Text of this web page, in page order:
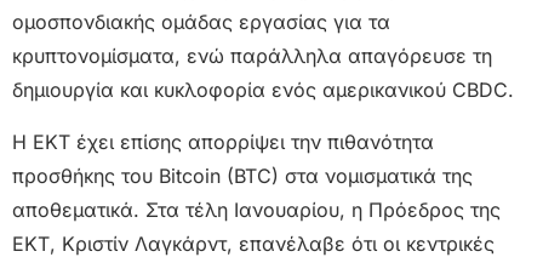
ομοσπονδιακής ομάδας εργασίας για τα
κρυπτονομίσματα, ενώ παράλληλα απαγόρευσε τη
δημιουργία και κυκλοφορία ενός αμερικανικού CBDC.
Η ΕΚΤ έχει επίσης απορρίψει την πιθανότητα
προσθήκης του Bitcoin (BTC) στα νομισματικά της
αποθεματικά. Στα τέλη Ιανουαρίου, η Πρόεδρος της
ΕΚΤ, Κριστίν Λαγκάρντ, επανέλαβε ότι οι κεντρικές